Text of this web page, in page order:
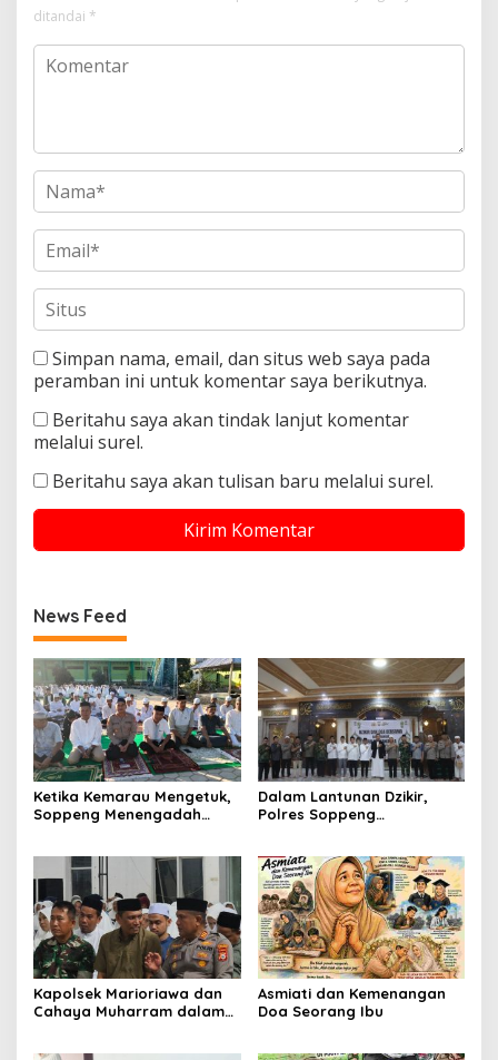
ditandai *
Simpan nama, email, dan situs web saya pada
peramban ini untuk komentar saya berikutnya.
Beritahu saya akan tindak lanjut komentar
melalui surel.
Beritahu saya akan tulisan baru melalui surel.
News Feed
Ketika Kemarau Mengetuk,
Soppeng Menengadah
Dalam Lantunan Dzikir,
Polres Soppeng
Kapolsek Marioriawa dan
Cahaya Muharram dalam
Asmiati dan Kemenangan
Doa Seorang Ibu